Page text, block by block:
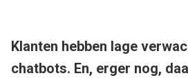
Klanten hebben lage
chatbots. En, erger nog,